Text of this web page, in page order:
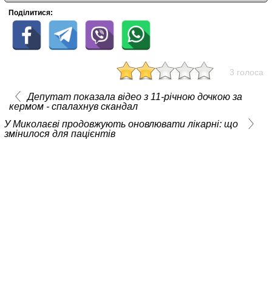
Поділитися:
3 голоса
Депутат показала відео з 11-річною дочкою за
кермом - спалахнув скандал
У Миколаєві продовжують оновлювати лікарні: що
змінилося для пацієнтів